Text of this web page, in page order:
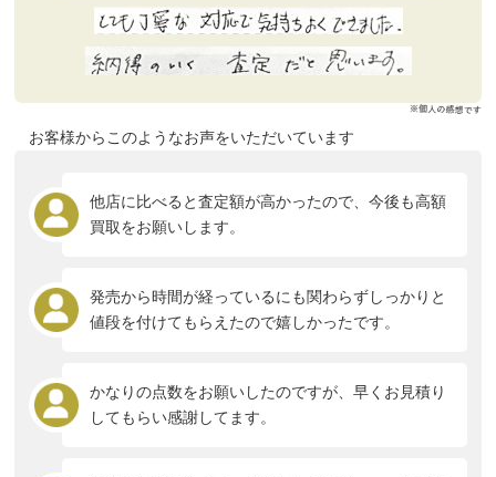
お客様からこのようなお声をいただいています
他店に比べると査定額が高かったので、今後も高額
買取をお願いします。
発売から時間が経っているにも関わらずしっかりと
値段を付けてもらえたので嬉しかったです。
かなりの点数をお願いしたのですが、早くお見積り
してもらい感謝してます。